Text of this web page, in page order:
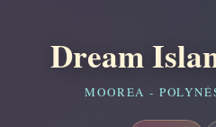
Dream
MOOREA -